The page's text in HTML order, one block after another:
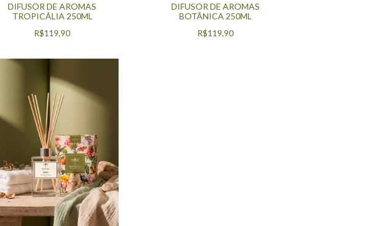
DIFUSOR DE AROMAS
TROPICÁLIA 250ML
R$119,90
DIFUSOR DE AROMAS
BOTÂNICA 250ML
R$119,90